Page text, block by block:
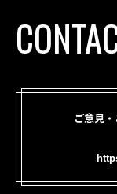
ご意見